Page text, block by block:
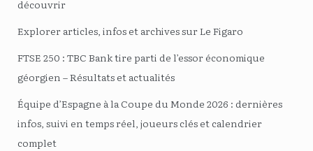
découvrir
Explorer articles, infos et archives sur Le Figaro
FTSE 250 : TBC Bank tire parti de l’essor économique
géorgien – Résultats et actualités
Équipe d’Espagne à la Coupe du Monde 2026 : dernières
infos, suivi en temps réel, joueurs clés et calendrier
complet